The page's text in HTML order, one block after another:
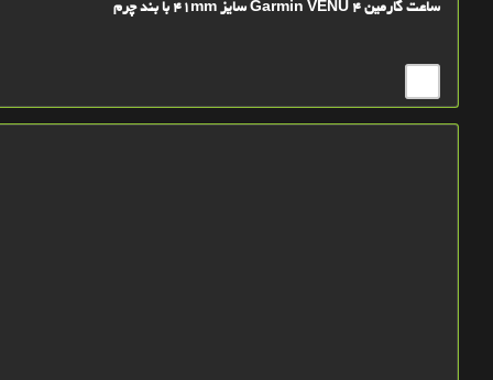
ساعت گارمین Garmin VENU 4 سایز 41mm با بند چرم